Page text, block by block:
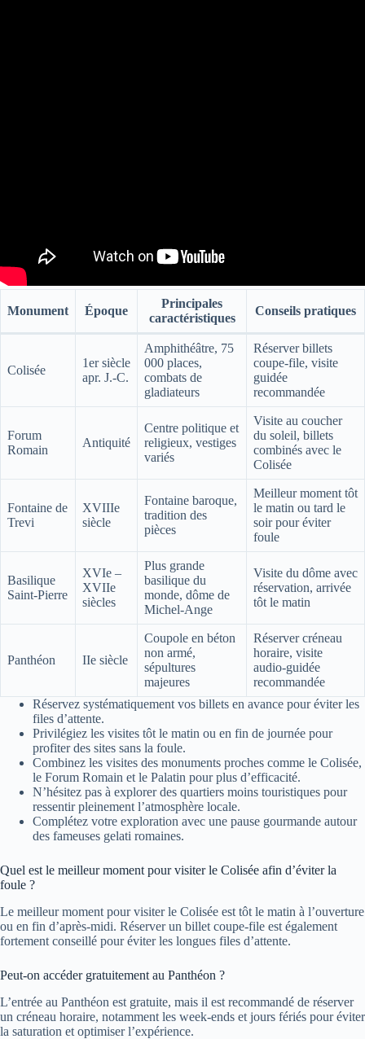
Monument Époque
Principales
caractéristiques
Conseils pratiques
Colisée
1er siècle
apr. J.-C.
Amphithéâtre, 75
000 places,
combats de
gladiateurs
Réserver billets
coupe-file, visite
guidée
recommandée
Forum
Romain
Antiquité
Centre politique et
religieux, vestiges
variés
Visite au coucher
du soleil, billets
combinés avec le
Colisée
Fontaine de
Trevi
XVIIIe
siècle
Fontaine baroque,
tradition des
pièces
Meilleur moment tôt
le matin ou tard le
soir pour éviter
foule
Basilique
Saint-Pierre
XVIe –
XVIIe
siècles
Plus grande
basilique du
monde, dôme de
Michel-Ange
Visite du dôme avec
réservation, arrivée
tôt le matin
Panthéon IIe siècle
Coupole en béton
non armé,
sépultures
majeures
Réserver créneau
horaire, visite
audio-guidée
recommandée
Réservez systématiquement vos billets en avance pour éviter les
files d’attente.
Privilégiez les visites tôt le matin ou en fin de journée pour
profiter des sites sans la foule.
Combinez les visites des monuments proches comme le Colisée,
le Forum Romain et le Palatin pour plus d’efficacité.
N’hésitez pas à explorer des quartiers moins touristiques pour
ressentir pleinement l’atmosphère locale.
Complétez votre exploration avec une pause gourmande autour
des fameuses gelati romaines.
Quel est le meilleur moment pour visiter le Colisée afin d’éviter la
foule ?
Le meilleur moment pour visiter le Colisée est tôt le matin à l’ouverture
ou en fin d’après-midi. Réserver un billet coupe-file est également
fortement conseillé pour éviter les longues files d’attente.
Peut-on accéder gratuitement au Panthéon ?
L’entrée au Panthéon est gratuite, mais il est recommandé de réserver
un créneau horaire, notamment les week-ends et jours fériés pour éviter
la saturation et optimiser l’expérience.